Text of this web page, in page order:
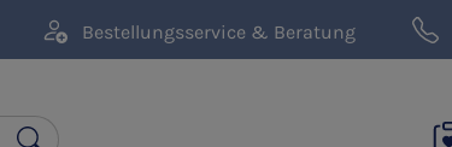
Bestellungsservice & Beratung